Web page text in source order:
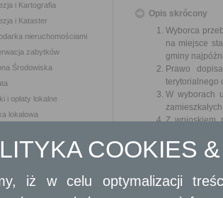
i Kartografia
i Kataster
nieruchomościami
zabytków
Środowiska
i opłaty lokalne
lokalowa
i wnioski
komunalne
Opis skrócony
Wyborca
na miejsce
gminy
Prawo
terytorialnego
W wyborach
Z wnioskiem
Urząd
wyborców –
Wymagane
COOKIES
iż w celu optymalizacji